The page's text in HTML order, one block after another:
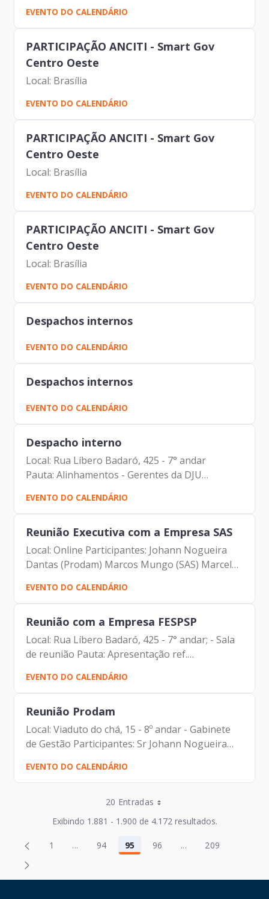
EVENTO DO CALENDÁRIO
PARTICIPAÇÃO ANCITI - Smart Gov
Centro Oeste
Local: Brasília
EVENTO DO CALENDÁRIO
PARTICIPAÇÃO ANCITI - Smart Gov
Centro Oeste
Local: Brasília
EVENTO DO CALENDÁRIO
PARTICIPAÇÃO ANCITI - Smart Gov
Centro Oeste
Local: Brasília
EVENTO DO CALENDÁRIO
Despachos internos
EVENTO DO CALENDÁRIO
Despachos internos
EVENTO DO CALENDÁRIO
Despacho interno
Local: Rua Líbero Badaró, 425 - 7° andar
Pauta: Alinhamentos - Gerentes da DJU
Participantes: Johann Nogueira Dantas Carolina
Magnani Hiromoto Carlos Alberto da Silva
Vinicius Lobato Couto Carlos...
EVENTO DO CALENDÁRIO
Reunião Executiva com a Empresa SAS
Local: Online Participantes: Johann Nogueira
Dantas (Prodam) Marcos Mungo (SAS) Marcelo
Laranjeira (SAS) Rachel Toledo (SAS)
EVENTO DO CALENDÁRIO
Reunião com a Empresa FESPSP
Local: Rua Líbero Badaró, 425 - 7° andar; - Sala
de reunião Pauta: Apresentação ref.
Planejamento Estratégico para a Diretoria
Participantes: Johann Nogueira Dantas
(Prodam) Antonio Celso de Paula...
EVENTO DO CALENDÁRIO
Reunião Prodam
Local: Viaduto do chá, 15 - 8º andar - Gabinete
de Gestão Participantes: Sr Johann Nogueira
Dantas (Presidente Prodam) Dra Marcela
Arruda (Secretária Municipal de Gestão) Sra
EVENTO DO CALENDÁRIO
20 Entradas
Entradas por Página
Entradas por Página
Entradas por Página
Entradas por Página
Exibindo 1.881 - 1.900 de 4.172 resultados.
Página
1 ...Páginas intermediárias Usar ABA para
Página
Página
Página
Página
94 Página
95 Página
96 ...Páginas
Página
97
Página
Página
209